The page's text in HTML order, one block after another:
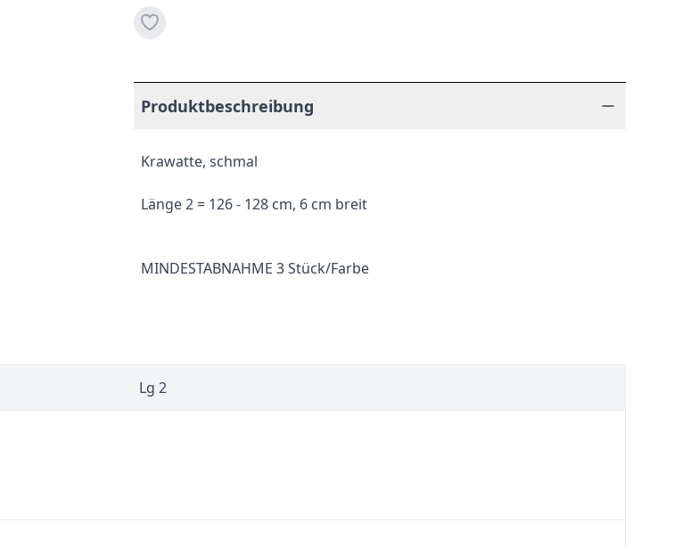
Produktbeschreibung
Krawatte, schmal
Länge 2 = 126 - 128 cm, 6 cm breit
MINDESTABNAHME 3 Stück/Farbe
Lg 2